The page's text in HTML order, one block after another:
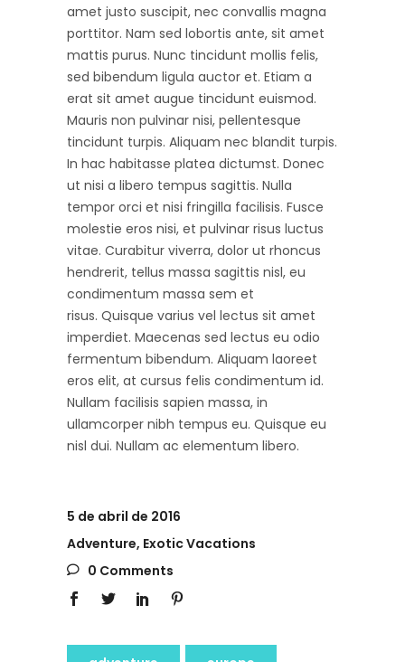
amet justo suscipit, nec convallis magna
porttitor. Nam sed lobortis ante, sit amet
mattis purus. Nunc tincidunt mollis felis,
sed bibendum ligula auctor et. Etiam a
erat sit amet augue tincidunt euismod.
Mauris non pulvinar nisi, pellentesque
tincidunt turpis. Aliquam nec blandit turpis.
In hac habitasse platea dictumst. Donec
ut nisi a libero tempus sagittis. Nulla
tempor orci et nisi fringilla facilisis. Fusce
molestie eros nisi, et pulvinar risus luctus
vitae. Curabitur viverra, dolor ut rhoncus
hendrerit, tellus massa sagittis nisl, eu
condimentum massa sem et
risus. Quisque varius vel lectus sit amet
imperdiet. Maecenas sed lectus eu odio
fermentum bibendum. Aliquam laoreet
eros elit, at cursus felis condimentum id.
Nullam facilisis sapien massa, in
ullamcorper nibh tempus eu. Quisque eu
nisl dui. Nullam ac elementum libero.
5 de abril de 2016
Adventure, Exotic Vacations
0 Comments